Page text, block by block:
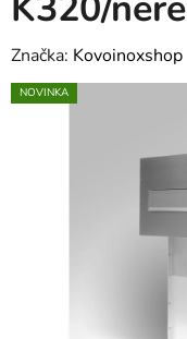
Značka: Kovoinoxshop
NOVINKA